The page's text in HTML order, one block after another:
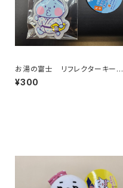
お湯の富士 リフレクターキーホ
ルダー（江戸川区浴場組合）
¥300